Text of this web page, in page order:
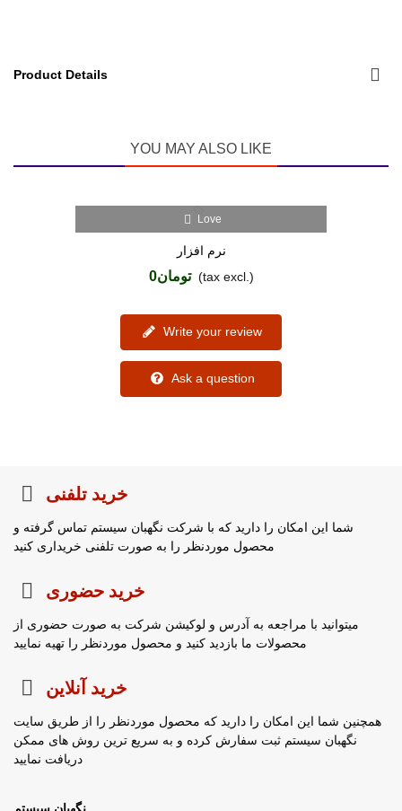
Product Details
YOU MAY ALSO LIKE
Love
نرم افزار
تومان0 (tax excl.)
Write your review
Ask a question
خرید تلفنی
شما این امکان را دارید که با شرکت نگهبان سیستم تماس گرفته و
محصول موردنظر را به صورت تلفنی خریداری کنید
خرید حضوری
میتوانید با مراجعه به آدرس و لوکیشن شرکت به صورت حضوری از
محصولات ما بازدید کنید و محصول موردنظر را تهیه نمایید
خرید آنلاین
همچنین شما این امکان را دارید که محصول موردنظر را از طریق سایت
نگهبان سیستم ثبت سفارش کرده و به سریع ترین روش های ممکن
دریافت نمایید
نگهبان سیستم